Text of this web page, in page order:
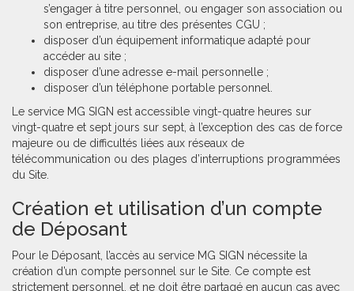
s’engager à titre personnel, ou engager son association ou
son entreprise, au titre des présentes CGU ;
disposer d’un équipement informatique adapté pour
accéder au site ;
disposer d’une adresse e-mail personnelle ;
disposer d’un téléphone portable personnel.
Le service MG SIGN est accessible vingt-quatre heures sur
vingt-quatre et sept jours sur sept, à l’exception des cas de force
majeure ou de difficultés liées aux réseaux de
télécommunication ou des plages d’interruptions programmées
du Site.
Création et utilisation d’un compte
de Déposant
Pour le Déposant, l’accès au service MG SIGN nécessite la
création d’un compte personnel sur le Site. Ce compte est
strictement personnel, et ne doit être partagé en aucun cas avec